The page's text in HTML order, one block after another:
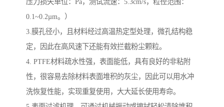
压力损失单位：Pa，测试流速：5.3cm/s，粒径范围：
0.1~0.2µm。）
3.膜孔径小，且材料经过高温热定型处理，微孔结构稳
定，因此在高风速下还能有效拦截粉尘颗粒。
4. PTFE材料疏水性强，表面能低，具有良好的非粘附
性，很容易去除材料表面堆积的灰尘，因此可以用水冲
洗恢复性能，实现重复使用，大大延长使用寿命。